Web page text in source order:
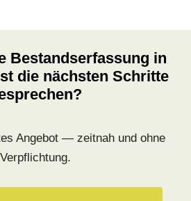
Bestandserfassung in
die nächsten Schritte
Angebot — zeitnah und ohne
Verpflichtung.